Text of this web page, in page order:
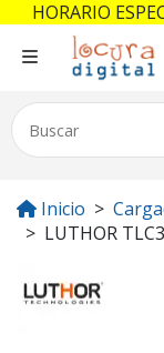
Inicio
LUTHOR
HORARIO